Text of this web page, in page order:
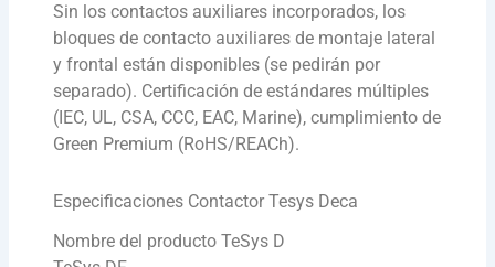
Sin los contactos auxiliares incorporados, los
bloques de contacto auxiliares de montaje lateral
y frontal están disponibles (se pedirán por
separado). Certificación de estándares múltiples
(IEC, UL, CSA, CCC, EAC, Marine), cumplimiento de
Green Premium (RoHS/REACh).
Especificaciones Contactor Tesys Deca
Nombre del producto TeSys D